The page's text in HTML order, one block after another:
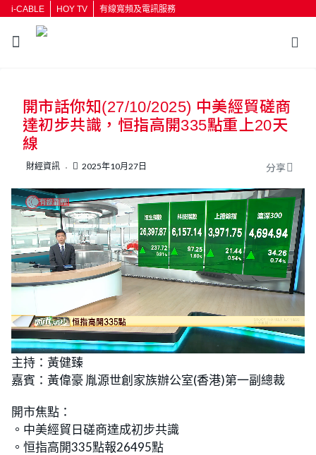
i-CABLE HOY TV 有線寬頻及電訊服務
按輸入鍵開始搜尋
開市話你知(27/10/2025) 中美經貿磋商
達初步共識，恒指高開335點重上20天
線
財經資訊 2025年10月27日 分享
U
n
m
u
t
e
L
o
e
d
7
%
主持：黃健臻
嘉賓：黃偉豪 胤源世創家族辦公室(香港)第一副總裁
開市焦點：
。中美經貿日磋商達成初步共識
。恒指高開335點報26495點